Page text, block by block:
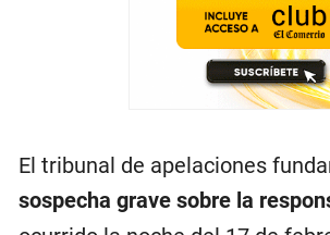
El tribunal de apelaciones
sospecha grave sobre la